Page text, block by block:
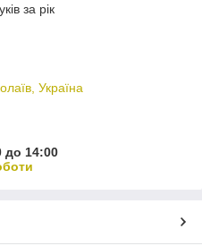
за рік
Україна
до 14:00